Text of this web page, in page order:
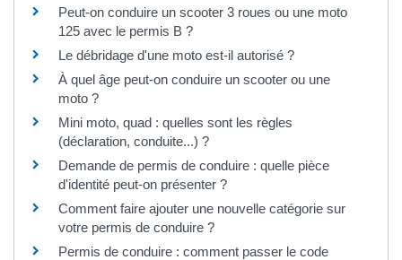
Peut-on conduire un scooter 3 roues ou une moto
125 avec le permis B ?
Le débridage d'une moto est-il autorisé ?
À quel âge peut-on conduire un scooter ou une
moto ?
Mini moto, quad : quelles sont les règles
(déclaration, conduite...) ?
Demande de permis de conduire : quelle pièce
d'identité peut-on présenter ?
Comment faire ajouter une nouvelle catégorie sur
votre permis de conduire ?
Permis de conduire : comment passer le code